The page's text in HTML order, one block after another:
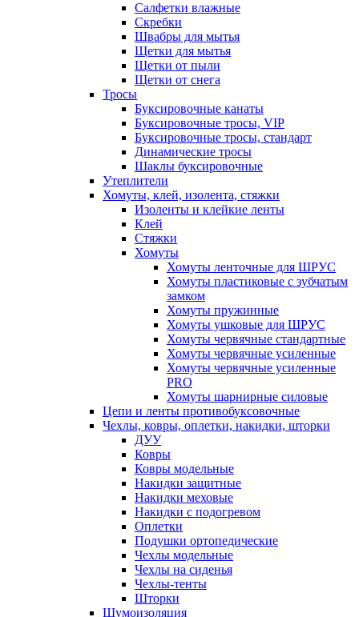
Салфетки влажные
Скребки
Швабры для мытья
Щетки для мытья
Щетки от пыли
Щетки от снега
Тросы
Буксировочные канаты
Буксировочные тросы, VIP
Буксировочные тросы, стандарт
Динамические тросы
Шаклы буксировочные
Утеплители
Хомуты, клей, изолента, стяжки
Изоленты и клейкие ленты
Клей
Стяжки
Хомуты
Хомуты ленточные для ШРУС
Хомуты пластиковые с зубчатым
замком
Хомуты пружинные
Хомуты ушковые для ШРУС
Хомуты червячные стандартные
Хомуты червячные усиленные
Хомуты червячные усиленные
PRO
Хомуты шарнирные силовые
Цепи и ленты противобуксовочные
Чехлы, ковры, оплетки, накидки, шторки
ДУУ
Ковры
Ковры модельные
Накидки защитные
Накидки меховые
Накидки с подогревом
Оплетки
Подушки ортопедические
Чехлы модельные
Чехлы на сиденья
Чехлы-тенты
Шторки
Шумоизоляция